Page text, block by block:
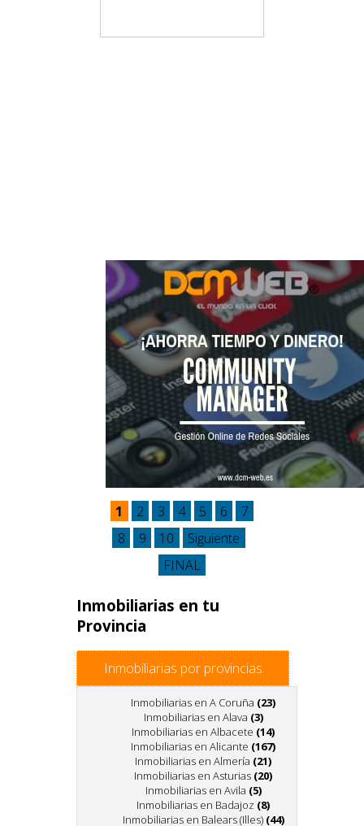
1 2 3 4 5 6
7
8
9 10
Siguiente
FINAL
Inmobiliarias en tu
Provincia
Inmobiliarias por provincias
Inmobiliarias en A Coruña (23)
Inmobiliarias en Alava (3)
Inmobiliarias en Albacete (14)
Inmobiliarias en Alicante (167)
Inmobiliarias en Almería (21)
Inmobiliarias en Asturias (20)
Inmobiliarias en Avila (5)
Inmobiliarias en Badajoz (8)
Inmobiliarias en Balears (Illes) (44)